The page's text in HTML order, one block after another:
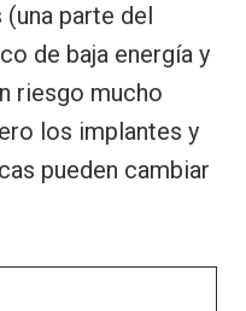
parte del
de baja energía y
riesgo mucho
los implantes y
pueden cambiar